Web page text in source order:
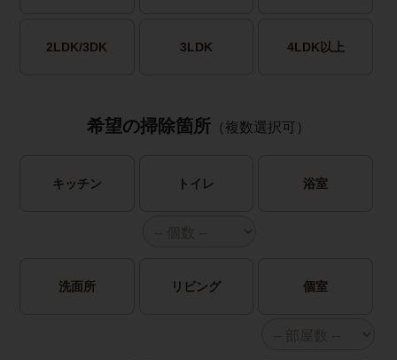
2LDK/3DK 3LDK 4LDK以上
希望の掃除箇所 （複数選択可）
キッチン トイレ 浴室
洗面所 リビング 個室